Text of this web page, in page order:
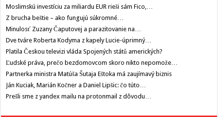
Moslimskú investíciu za miliardu EUR rieši sám Fico,…
Z brucha beštie – ako fungujú súkromné…
Minulosť Zuzany Čaputovej a parazitovanie na…
Dve tváre Roberta Kodyma z kapely Lucie-úprimný…
Platila Českou televizi vláda Spojených států amerických?
Ľudské práva, prečo bezdomovcom skoro nikto nepomože…
Partnerka ministra Matúša Šutaja Eštoka má zaujímavý biznis
Ján Kuciak, Marián Kočner a Daniel Lipšic: čo túto…
Prešli sme z yandex mailu na protonmail z dôvodu…